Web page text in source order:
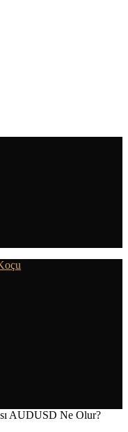
AUDUSD Ne Olur?